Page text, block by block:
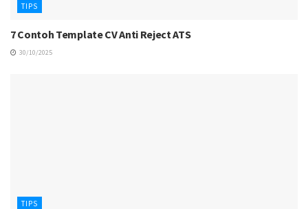
TIPS
7 Contoh Template CV Anti Reject ATS
30/10/2025
TIPS